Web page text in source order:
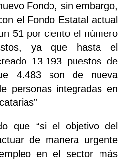
Fondo, sin embargo,
el Fondo Estatal actual
51 por ciento el número
ya que hasta el
13.193 puestos de
4.483 son de nueva
personas integradas en
que “si el objetivo del
de manera urgente
en el sector más